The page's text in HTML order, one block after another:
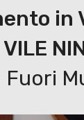
in
Fuori